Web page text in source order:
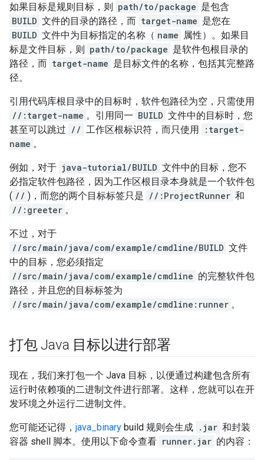
如果目标是规则目标，则 path/to/package 是包含
BUILD 文件的目录的路径，而 target-name 是您在
BUILD 文件中为目标指定的名称（ name 属性）。如果目
标是文件目标，则 path/to/package 是软件包根目录的
路径，而 target-name 是目标文件的名称，包括其完整路
径。
引用代码库根目录中的目标时，软件包路径为空，只需使用
//:target-name 。引用同一 BUILD 文件中的目标时，您
甚至可以跳过 // 工作区根标识符，而只使用
:target-
name 。
例如，对于 java-tutorial/BUILD 文件中的目标，您不
必指定软件包路径，因为工作区根目录本身就是一个软件包
( // )，而您的两个目标标签只是 //:ProjectRunner 和
//:greeter 。
不过，对于
//src/main/java/com/example/cmdline/BUILD 文件
中的目标，您必须指定
//src/main/java/com/example/cmdline 的完整软件包
路径，并且您的目标标签为
//src/main/java/com/example/cmdline:runner 。
打包 Java 目标以进行部署
现在，我们来打包一个 Java 目标，以便通过构建包含所有
运行时依赖项的二进制文件进行部署。这样，您就可以在开
发环境之外运行二进制文件。
您可能还记得， java_binary build 规则会生成 .jar 和封装
容器 shell 脚本。使用以下命令查看 runner.jar 的内容：